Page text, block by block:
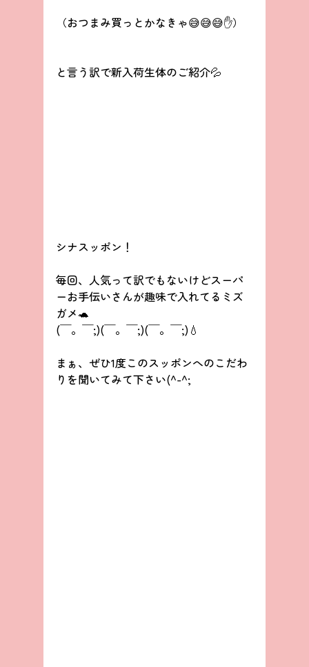
（おつまみ買っとかなきゃ😅😅😅✋）
と言う訳で新入荷生体のご紹介💦
シナスッポン！
毎回、人気って訳でもないけどスーパ
ーお手伝いさんが趣味で入れてるミズ
ガメ🐢
(￣。￣;)(￣。￣;)(￣。￣;)💧
まぁ、ぜひ1度このスッポンへのこだわ
りを聞いてみて下さい(^-^;